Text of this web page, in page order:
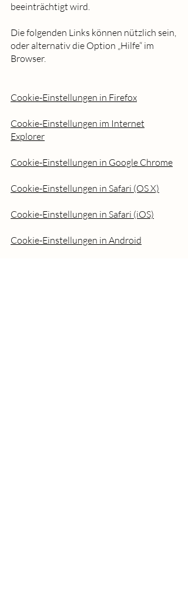
beeinträchtigt wird.
Die folgenden Links können nützlich sein,
oder alternativ die Option „Hilfe“ im
Browser.
Cookie-Einstellungen in Firefox
Cookie-Einstellungen im Internet
Explorer
Cookie-Einstellungen in Google Chrome
Cookie-Einstellungen in Safari (OS X)
Cookie-Einstellungen in Safari (iOS)
Cookie-Einstellungen in Android